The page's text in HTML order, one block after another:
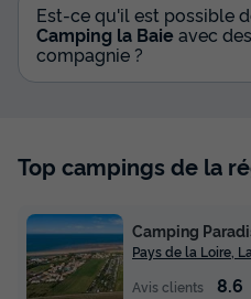
Est-ce qu'il est possible
Camping la Baie avec
compagnie ?
Top campings de la
Camping
Pays de la Loire,
Avis clients
8.6